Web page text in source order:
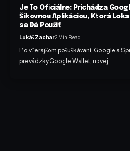
Je To Oficiálne: Prichádza
Šikovnou Aplikáciou, Ktorá
sa Dá Použiť
Lukáš Zachar2 Min Read
Po včerajšom pošuškávaní, Google a
prevádzky Google Wallet, novej…